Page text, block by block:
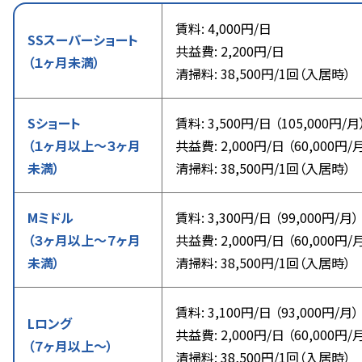
SSスーパーショート
（１ヶ月未満）
賃料: 4,000円/日
共益費: 2,200円/日
清掃料: 38,500円/1回（入居時）
Sショート
（１ヶ月以上〜３ヶ月
未満）
賃料: 3,500円/日 （105,000円/月）
共益費: 2,000円/日 （60,000円/月
清掃料: 38,500円/1回（入居時）
Mミドル
（３ヶ月以上〜７ヶ月
未満）
賃料: 3,300円/日 （99,000円/月）
共益費: 2,000円/日 （60,000円/月
清掃料: 38,500円/1回（入居時）
Lロング
（７ヶ月以上〜）
賃料: 3,100円/日 （93,000円/月）
共益費: 2,000円/日 （60,000円/月
清掃料: 38,500円/1回（入居時）